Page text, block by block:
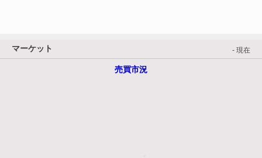
マーケット - 現在
売買市況